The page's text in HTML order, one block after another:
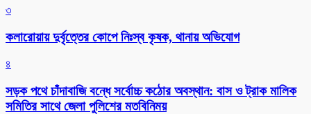
৩
কলারোয়ায় দুর্বৃত্তের কোপে নিঃস্ব কৃষক, থানায় অভিযোগ
৪
সড়ক পথে চাঁদাবাজি বন্ধে সর্বোচ্চ কঠোর অবস্থান: বাস ও ট্রাক মালিক
সমিতির সাথে জেলা পুলিশের মতবিনিময়